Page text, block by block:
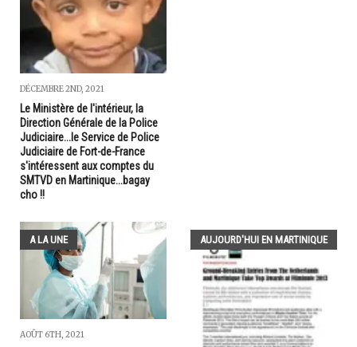
DÉCEMBRE 2ND, 2021
Le Ministère de l'intérieur, la
Direction Générale de la Police
Judiciaire...le Service de Police
Judiciaire de Fort-de-France
s'intéressent aux comptes du
SMTVD en Martinique...bagay
cho !!
A LA UNE
AOÛT 6TH, 2021
AUJOURD'HUI EN MARTINIQUE